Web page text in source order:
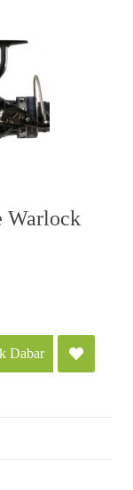
Warlock
Dabar